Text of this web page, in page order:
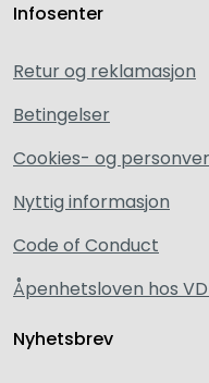
Infosenter
Retur og reklamasjon
Betingelser
Cookies- og
Nyttig informasjon
Code of Conduct
Åpenhetsloven hos
Nyhetsbrev